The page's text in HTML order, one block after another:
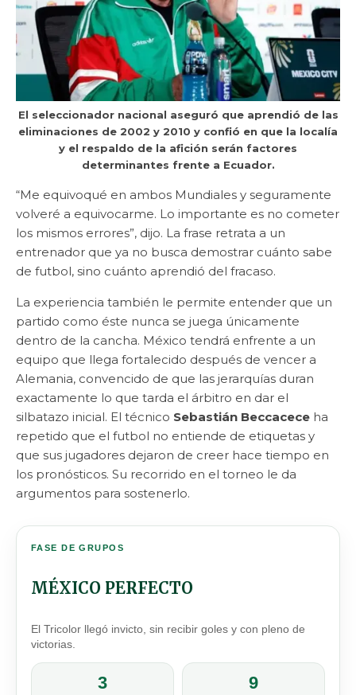
El seleccionador nacional aseguró que aprendió de las
eliminaciones de 2002 y 2010 y confió en que la localía
y el respaldo de la afición serán factores
determinantes frente a Ecuador.
“Me equivoqué en ambos Mundiales y seguramente
volveré a equivocarme. Lo importante es no cometer
los mismos errores”, dijo. La frase retrata a un
entrenador que ya no busca demostrar cuánto sabe
de futbol, sino cuánto aprendió del fracaso.
La experiencia también le permite entender que un
partido como éste nunca se juega únicamente
dentro de la cancha. México tendrá enfrente a un
equipo que llega fortalecido después de vencer a
Alemania, convencido de que las jerarquías duran
exactamente lo que tarda el árbitro en dar el
silbatazo inicial. El técnico Sebastián Beccacece ha
repetido que el futbol no entiende de etiquetas y
que sus jugadores dejaron de creer hace tiempo en
los pronósticos. Su recorrido en el torneo le da
argumentos para sostenerlo.
FASE DE GRUPOS
MÉXICO PERFECTO
El Tricolor llegó invicto, sin recibir goles y con pleno de
victorias.
3 9